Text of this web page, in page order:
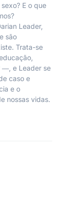
E o que
Leader,
são
Trata-se
―, e Leader se
caso e
e o
nossas vidas.